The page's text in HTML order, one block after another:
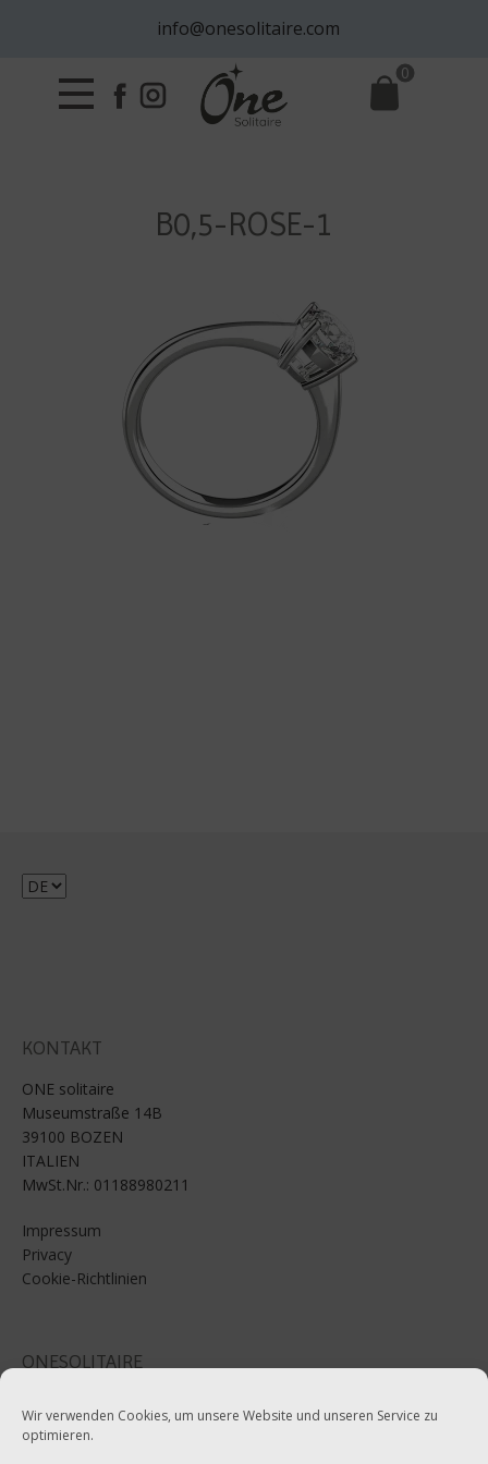
Wir verwenden Cookies, um unsere Website und unseren Service zu
optimieren.
info@onesolitaire.com
0
B0,5-ROSE-1
Sprache
KONTAKT
ONE solitaire
Museumstraße 14B
39100 BOZEN
ITALIEN
MwSt.Nr.: 01188980211
Impressum
Privacy
Cookie-Richtlinien
ONESOLITAIRE
Tel:+39-0471-970799